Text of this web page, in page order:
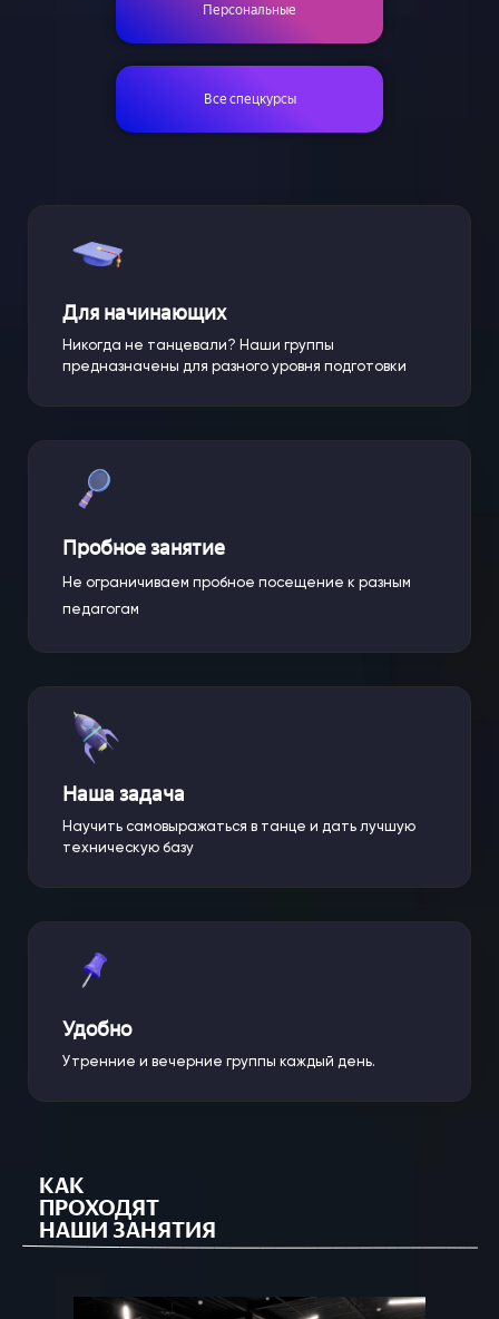
Персональные
Все спецкурсы
Для начинающих
Никогда не танцевали? Наши группы
предназначены для разного уровня подготовки
Пробное занятие
Не ограничиваем пробное посещение к разным
педагогам
Наша задача
Научить самовыражаться в танце и дать лучшую
техническую базу
Удобно
Утренние и вечерние группы каждый день.
КАК
ПРОХОДЯТ
НАШИ ЗАНЯТИЯ